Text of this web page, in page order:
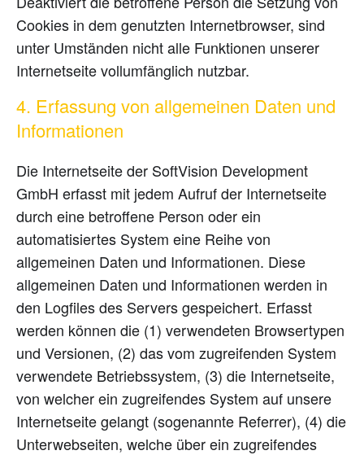
Cookies in dem genutzten Internetbrowser, sind
unter Umständen nicht alle Funktionen unserer
Internetseite vollumfänglich nutzbar.
4. Erfassung von allgemeinen Daten und
Informationen
Die Internetseite der SoftVision Development
GmbH erfasst mit jedem Aufruf der Internetseite
durch eine betroffene Person oder ein
automatisiertes System eine Reihe von
allgemeinen Daten und Informationen. Diese
allgemeinen Daten und Informationen werden in
den Logfiles des Servers gespeichert. Erfasst
werden können die (1) verwendeten Browsertypen
und Versionen, (2) das vom zugreifenden System
verwendete Betriebssystem, (3) die Internetseite,
von welcher ein zugreifendes System auf unsere
Internetseite gelangt (sogenannte Referrer), (4) die
Unterwebseiten, welche über ein zugreifendes